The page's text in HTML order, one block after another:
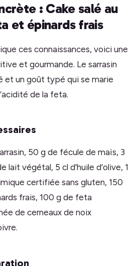
: Cake salé au
et épinards frais
ces connaissances, voici une
et gourmande. Le sarrasin
et un goût typé qui se marie
de la feta.
50 g de fécule de maïs, 3
végétal, 5 cl d’huile d’olive, 1
certifiée sans gluten, 150
frais, 100 g de feta
de cerneaux de noix